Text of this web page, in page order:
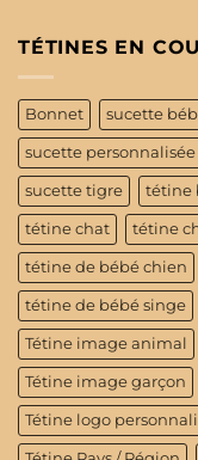
TÉTINES EN
Bonnet sucette
sucette
sucette tigre tétine
tétine chat tétine
tétine de bébé chien
tétine de bébé singe
Tétine image animal
Tétine image garçon
Tétine logo